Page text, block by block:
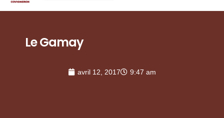
Le Gamay
avril 12, 2017 9:47 am